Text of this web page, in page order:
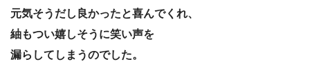
元気そうだし良かったと喜んでくれ、
紬もつい嬉しそうに笑い声を
漏らしてしまうのでした。